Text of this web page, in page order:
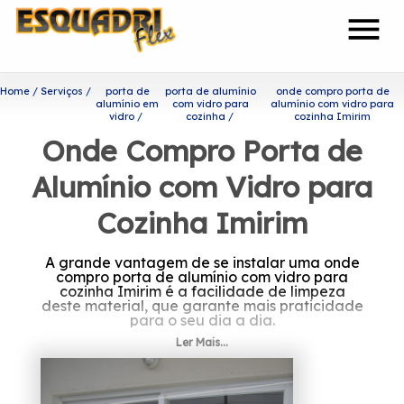
menu
Home Serviços
porta de
alumínio em
vidro
porta de alumínio
com vidro para
cozinha
onde compro porta de
alumínio com vidro para
cozinha Imirim
Onde Compro Porta de
Alumínio com Vidro para
Cozinha Imirim
A grande vantagem de se instalar uma onde
compro porta de alumínio com vidro para
cozinha Imirim é a facilidade de limpeza
deste material, que garante mais praticidade
para o seu dia a dia.
Se interessa por onde compro
porta de alumínio com vidro
Ler Mais...